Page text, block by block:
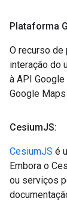
Plataforma
O recurso de
interação do
à API
Google
CesiumJS:
CesiumJS é
Embora o
ou serviços